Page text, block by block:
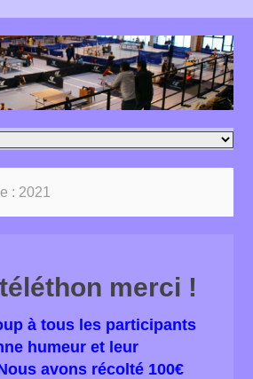
: 2021
merci !
à tous les participants
humeur et leur
avons récolté 100€